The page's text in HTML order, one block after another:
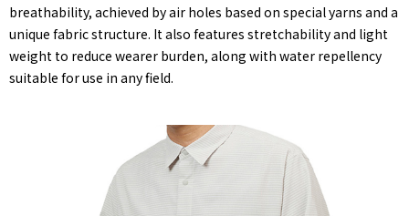
breathability, achieved by air holes based on special yarns and a
unique fabric structure. It also features stretchability and light
weight to reduce wearer burden, along with water repellency
suitable for use in any field.